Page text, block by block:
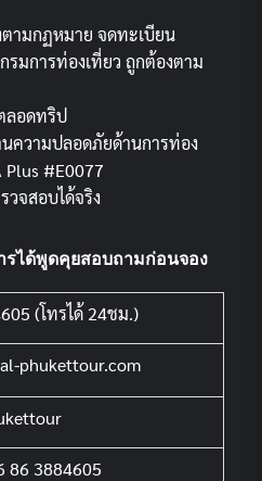
ามกฏหมาย จดทะเบียน
รมการท่องเที่ยว ถูกต้องตาม
ลอดทริป
ความปลอดภัยด้านการท่อง
Plus #E0077
วจสอบได้จริง
รได้พูดคุยสอบถามก่อนจอง
(โทรได้ 24ชม.)
phukettour.com
86 3884605